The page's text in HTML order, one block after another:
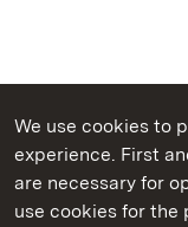
We use cookies to
experience. First
are necessary for
use cookies for the
State Palaces